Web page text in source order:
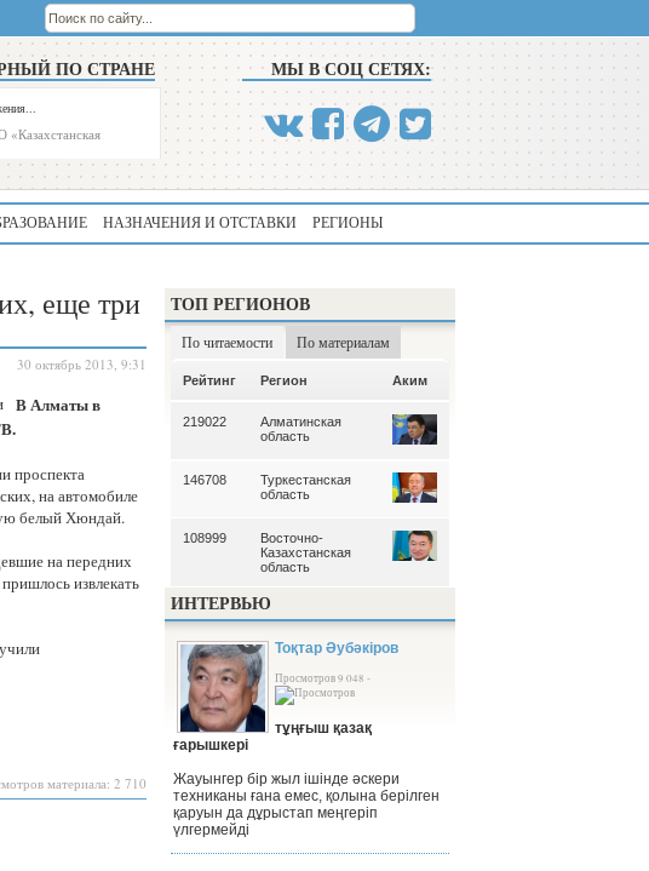
ПО СТРАНЕ
«Казахстанская
МЫ В СОЦ СЕТЯХ:
НАЗНАЧЕНИЯ И ОТСТАВКИ РЕГИОНЫ
еще три
30 октябрь 2013, 9:31
В Алматы в
проспекта
на автомобиле
белый Хюндай.
на передних
извлекать
материала: 2 710
ТОП РЕГИОНОВ
По читаемости По материалам
Рейтинг Регион Аким
219022
Алматинская
область
146708
Туркестанская
область
108999
Восточно-
Казахстанская
область
ИНТЕРВЬЮ
Тоқтар Әубәкіров
Просмотров 9 048 -
тұңғыш қазақ
ғарышкері
Жауынгер бір жыл ішінде әскери
техниканы ғана емес, қолына берілген
қаруын да дұрыстап меңгеріп
үлгермейді